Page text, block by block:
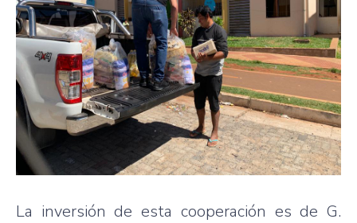
La inversión de esta cooperación es de G.